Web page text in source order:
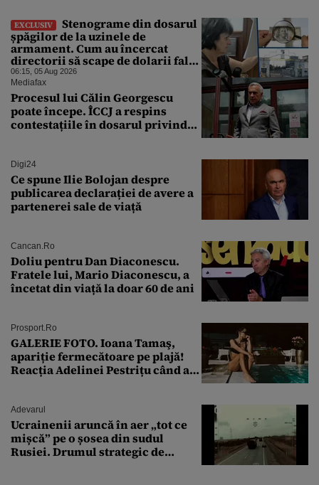
EXCLUSIV
Stenograme din dosarul
șpăgilor de la uzinele de
armament. Cum au încercat
directorii să scape de dolarii falși
primiți mită: „Din 30.000 s-au
nimerit ăia ai mei și ai tăi”
06:15, 05 Aug 2026
Mediafax
Procesul lui Călin Georgescu
poate începe. ÎCCJ a respins
contestațiile în dosarul privind
Digi24
Ce spune Ilie Bolojan despre
publicarea declarației de avere a
partenerei sale de viață
Cancan.ro
Doliu pentru Dan Diaconescu.
Fratele lui, Mario Diaconescu, a
încetat din viață la doar 60 de ani
Prosport.ro
GALERIE FOTO. Ioana Tamaş,
apariție fermecătoare pe plajă!
Reacția Adelinei Pestrițu când a
Adevarul
Ucrainenii aruncă în aer „tot ce
mișcă” pe o șosea din sudul
Rusiei. Drumul strategic de